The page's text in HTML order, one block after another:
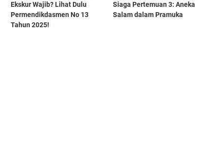
Ekskur Wajib? Lihat Dulu
Permendikdasmen No 13
Tahun 2025!
Siaga Pertemuan 3: Aneka
Salam dalam Pramuka